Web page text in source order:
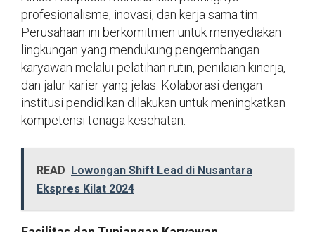
profesionalisme, inovasi, dan kerja sama tim.
Perusahaan ini berkomitmen untuk menyediakan
lingkungan yang mendukung pengembangan
karyawan melalui pelatihan rutin, penilaian kinerja,
dan jalur karier yang jelas. Kolaborasi dengan
institusi pendidikan dilakukan untuk meningkatkan
kompetensi tenaga kesehatan.
READ
Lowongan Shift Lead di Nusantara
Ekspres Kilat 2024